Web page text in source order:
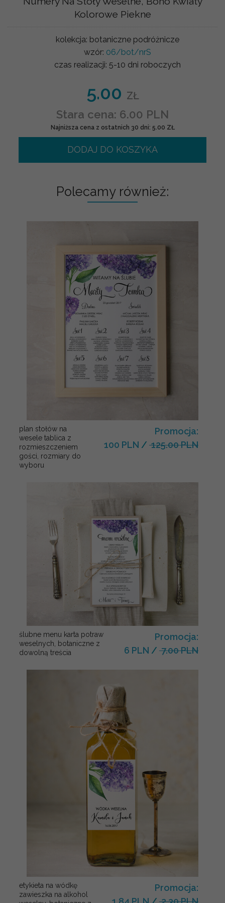
Kolorowe Piekne
kolekcja: botaniczne podróżnicze
wzór: 06/bot/nrS
czas realizacji: 5-10 dni roboczych
5.00 ZŁ
Stara cena: 6.00 PLN
Najniższa cena z ostatnich 30 dni: 5.00 ZŁ
DODAJ DO KOSZYKA
Polecamy również:
plan stołów na
wesele tablica z
rozmieszczeniem
gości, rozmiary do
wyboru
Promocja:
100 PLN / 125.00 PLN
ślubne menu karta potraw
weselnych, botaniczne z
dowolną treścia
Promocja:
6 PLN / 7.00 PLN
etykieta na wódkę
zawieszka na alkohol
Promocja: